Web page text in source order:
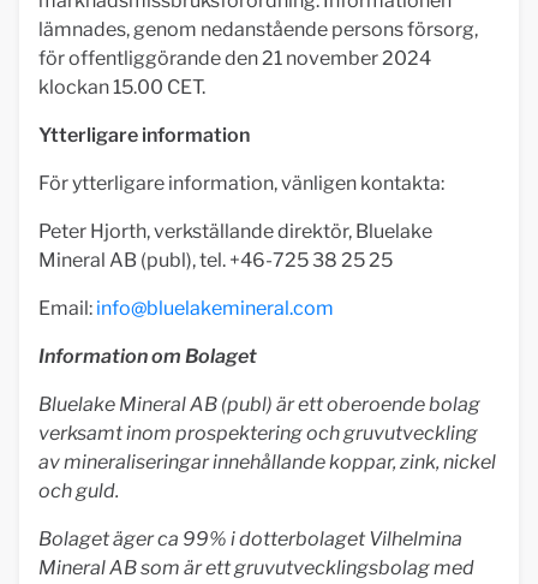
lämnades, genom nedanstående persons försorg,
för offentliggörande den 21 november 2024
klockan 15.00 CET.
Ytterligare information
För ytterligare information, vänligen kontakta:
Peter Hjorth, verkställande direktör, Bluelake
Mineral AB (publ), tel. +46-725 38 25 25
Email: info@bluelakemineral.com
Information om Bolaget
Bluelake Mineral AB (publ) är ett oberoende bolag
verksamt inom prospektering och gruvutveckling
av mineraliseringar innehållande koppar, zink, nickel
och guld.
Bolaget äger ca 99% i dotterbolaget Vilhelmina
Mineral AB som är ett gruvutvecklingsbolag med